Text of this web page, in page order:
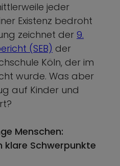
jeder
Existenz bedroht
zeichnet der 9.
(SEB) der
Köln, der im
wurde. Was aber
auf Kinder und
Menschen:
klare Schwerpunkte